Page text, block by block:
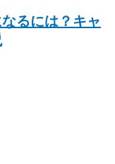
るには？キャ